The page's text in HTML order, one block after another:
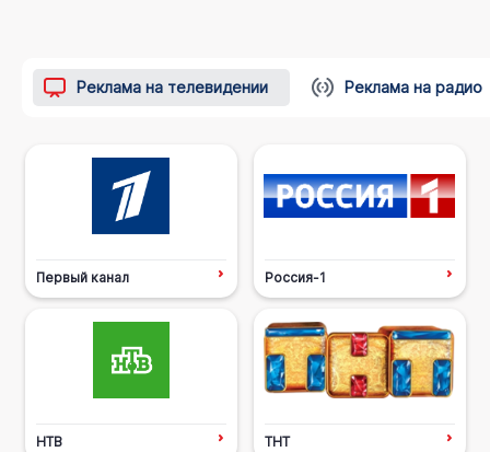
Реклама на телевидении Реклама на радио
Первый канал Россия-1
НТВ ТНТ